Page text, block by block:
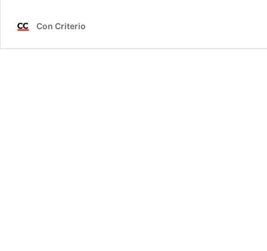
Con Criterio